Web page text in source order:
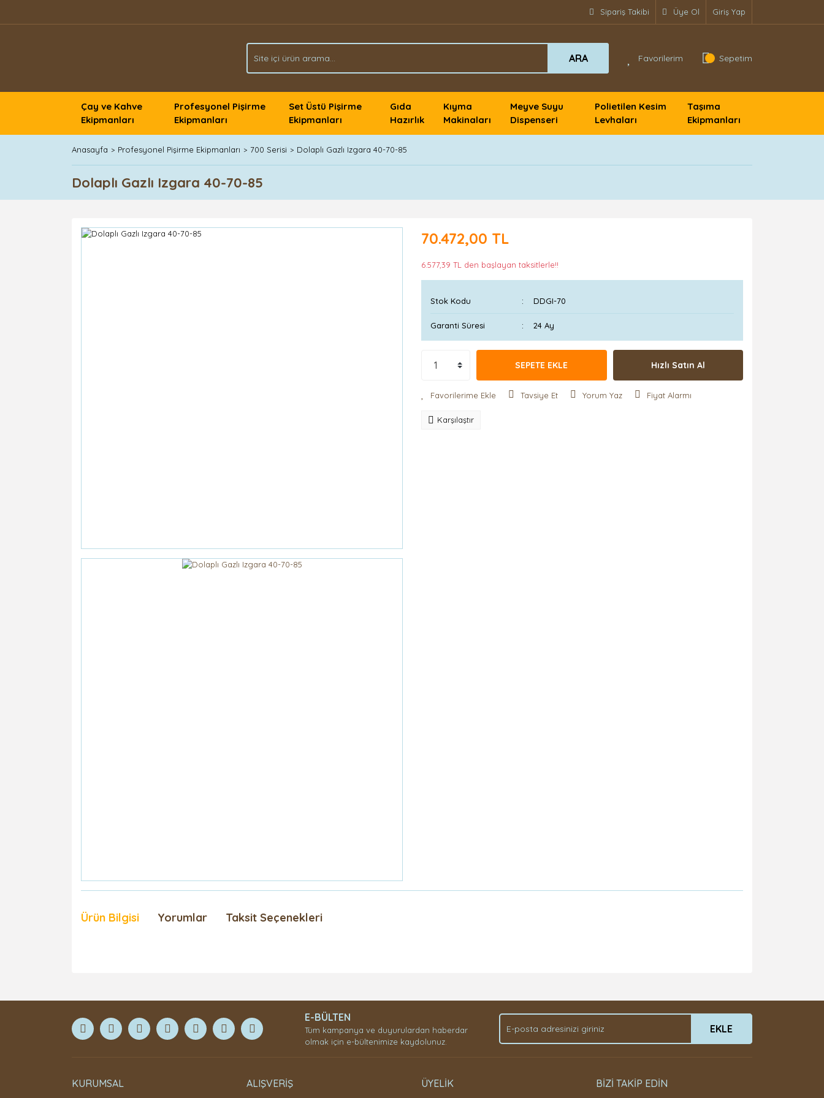
Sipariş Takibi Üye Ol Giriş Yap
ARA Favorilerim Sepetim
Çay ve Kahve
Ekipmanları
Profesyonel Pişirme
Ekipmanları
Set Üstü Pişirme
Ekipmanları
Gıda
Hazırlık
Kıyma
Makinaları
Meyve Suyu
Dispenseri
Polietilen Kesim
Levhaları
Taşıma
Ekipmanları
Anasayfa Profesyonel Pişirme Ekipmanları 700 Serisi Dolaplı Gazlı Izgara 40-70-85
Dolaplı Gazlı Izgara 40-70-85
70.472,00 TL
6.577,39 TL den başlayan taksitlerle!!
Stok Kodu DDGI-70
Garanti Süresi 24 Ay
SEPETE EKLE Hızlı Satın Al
Tavsiye Et Yorum Yaz Fiyat Alarmı
Karşılaştır
Ürün Bilgisi Yorumlar Taksit Seçenekleri
Yorum Yaz
E-BÜLTEN
Tüm kampanya ve duyurulardan haberdar
olmak için e-bültenimize kaydolunuz.
EKLE
KURUMSAL ALIŞVERİŞ ÜYELİK BİZİ TAKİP EDİN